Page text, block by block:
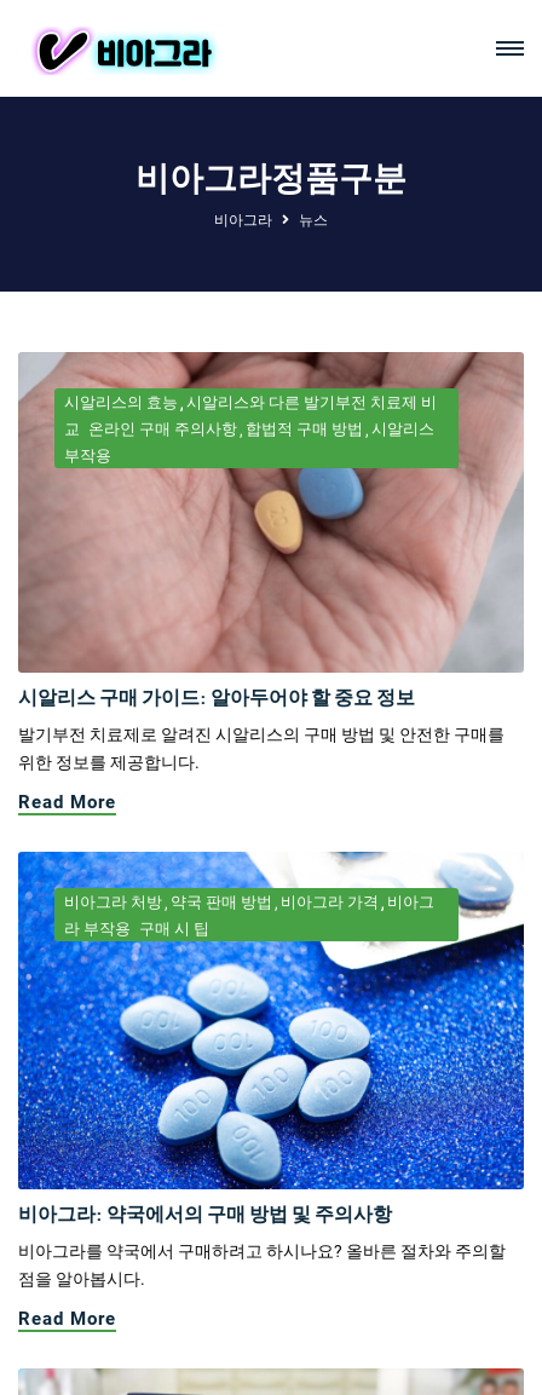
비아그라정품구분
비아그라 뉴스
시알리스의 효능 시알리스와 다른 발기부전 치료제 비
교 온라인 구매 주의사항 합법적 구매 방법 시알리스
부작용
시알리스 구매 가이드: 알아두어야 할 중요 정보
발기부전 치료제로 알려진 시알리스의 구매 방법 및 안전한 구매를
위한 정보를 제공합니다.
Read More
비아그라 처방 약국 판매 방법 비아그라 가격
비아그
라 부작용 구매 시 팁
비아그라: 약국에서의 구매 방법 및 주의사항
비아그라를 약국에서 구매하려고 하시나요? 올바른 절차와 주의할
점을 알아봅시다.
Read More